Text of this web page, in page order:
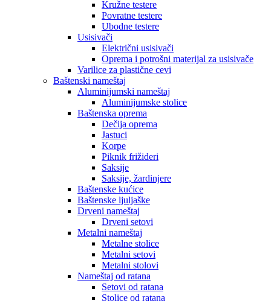
Kružne testere
Povratne testere
Ubodne testere
Usisivači
Električni usisivači
Oprema i potrošni materijal za usisivače
Varilice za plastične cevi
Baštenski nameštaj
Aluminijumski nameštaj
Aluminijumske stolice
Baštenska oprema
Dečija oprema
Jastuci
Korpe
Piknik frižideri
Saksije
Saksije, žardinjere
Baštenske kućice
Baštenske ljuljaške
Drveni nameštaj
Drveni setovi
Metalni nameštaj
Metalne stolice
Metalni setovi
Metalni stolovi
Nameštaj od ratana
Setovi od ratana
Stolice od ratana